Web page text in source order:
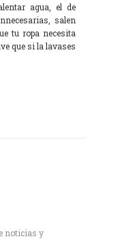
agua, el de
salen
tu ropa necesita
que si la lavases
noticias y